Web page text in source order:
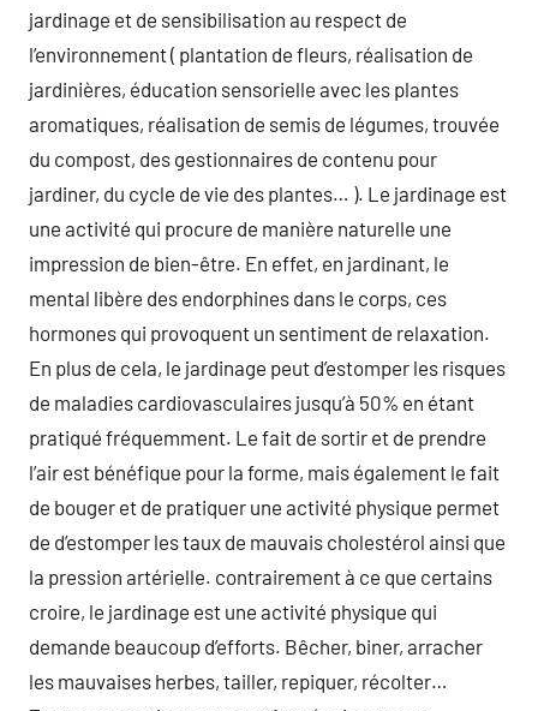
jardinage et de sensibilisation au respect de
l’environnement ( plantation de fleurs, réalisation de
jardinières, éducation sensorielle avec les plantes
aromatiques, réalisation de semis de légumes, trouvée
du compost, des gestionnaires de contenu pour
jardiner, du cycle de vie des plantes… ). Le jardinage est
une activité qui procure de manière naturelle une
impression de bien-être. En effet, en jardinant, le
mental libère des endorphines dans le corps, ces
hormones qui provoquent un sentiment de relaxation.
En plus de cela, le jardinage peut d’estomper les risques
de maladies cardiovasculaires jusqu’à 50% en étant
pratiqué fréquemment. Le fait de sortir et de prendre
l’air est bénéfique pour la forme, mais également le fait
de bouger et de pratiquer une activité physique permet
de d’estomper les taux de mauvais cholestérol ainsi que
la pression artérielle. contrairement à ce que certains
croire, le jardinage est une activité physique qui
demande beaucoup d’efforts. Bêcher, biner, arracher
les mauvaises herbes, tailler, repiquer, récolter…